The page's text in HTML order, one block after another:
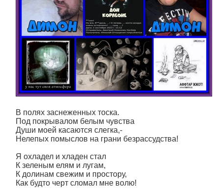
В полях заснеженных тоска.
Под покрывалом белым чувства
Души моей касаются слегка,-
Нелепых помыслов на грани безрассудства!
Я охладел и хладен стал
К зеленым елям и лугам,
К долинам свежим и простору,
Как будто черт сломал мне волю!